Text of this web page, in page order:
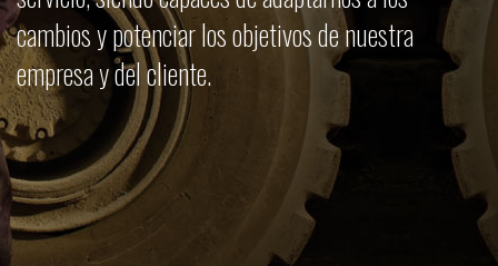
cambios y potenciar los objetivos de nuestra
empresa y del cliente.